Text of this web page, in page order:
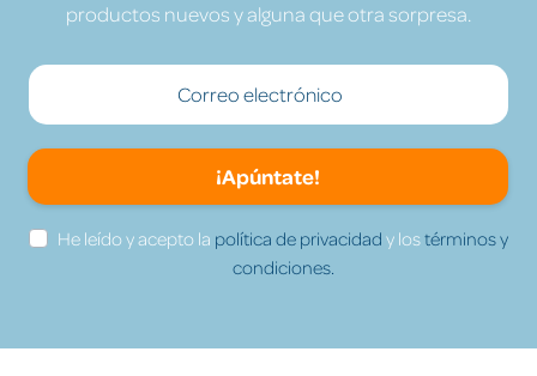
productos nuevos y alguna que otra sorpresa.
¡Apúntate!
He leído y acepto la política de privacidad y lostérminos y
condiciones.